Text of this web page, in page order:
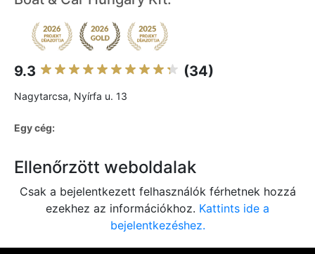
9.3 (34)
Nagytarcsa, Nyírfa u. 13
Egy cég:
Ellenőrzött weboldalak
Csak a bejelentkezett felhasználók férhetnek hozzá
ezekhez az információkhoz. Kattints ide a
bejelentkezéshez.